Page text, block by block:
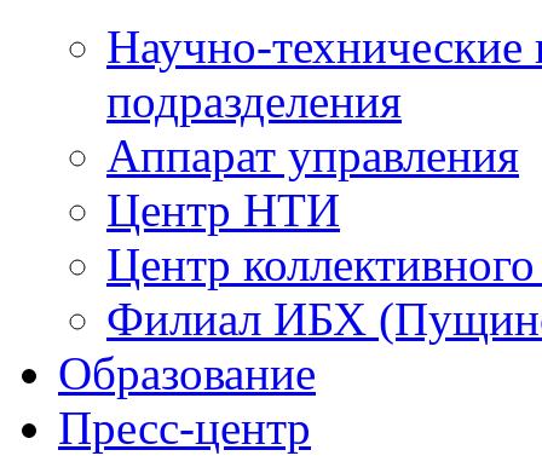
Научно-технические
подразделения
Аппарат управления
Центр НТИ
Центр
Филиал ИБХ
Образование
Пресс-центр